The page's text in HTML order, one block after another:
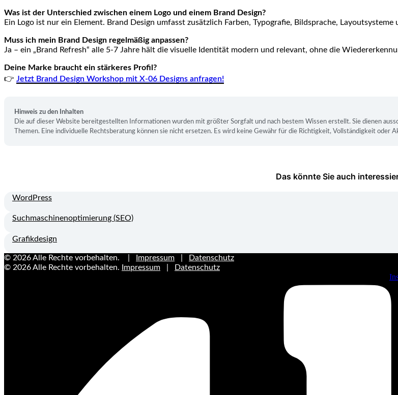
Was ist der Unterschied zwischen einem Logo und einem Brand Design?
Ein Logo ist nur ein Element. Brand Design umfasst zusätzlich Farben, Typografie, Bildsprache, Layoutsysteme
Muss ich mein Brand Design regelmäßig anpassen?
Ja – ein „Brand Refresh“ alle 5-7 Jahre hält die visuelle Identität modern und relevant, ohne die
Deine Marke braucht ein stärkeres Profil?
👉 Jetzt Brand Design Workshop mit X-06 Designs anfragen!
Hinweis zu den Inhalten
Die auf dieser Website bereitgestellten Informationen wurden mit größter Sorgfalt und nach bestem Wissen erstellt. Sie dienen
Themen. Eine individuelle Rechtsberatung können sie nicht ersetzen. Es wird keine Gewähr für die Richtigkeit, Vollständigkeit oder
Das könnte Sie auch
WordPress
Suchmaschinenoptimierung (SEO)
Grafikdesign
© 2026 Alle Rechte vorbehalten. | Impressum
Datenschutz
© 2026 Alle Rechte vorbehalten.
Impressum Datenschutz